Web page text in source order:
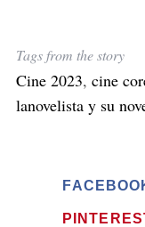
Tags from the story
Cine 2023, cine
lanovelista y su